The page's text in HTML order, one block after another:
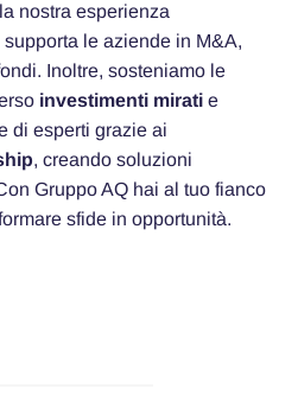
nostra esperienza
supporta le aziende in M&A,
Inoltre, sosteniamo le
investimenti mirati e
di esperti grazie ai
, creando soluzioni
Gruppo AQ hai al tuo fianco
sfide in opportunità.